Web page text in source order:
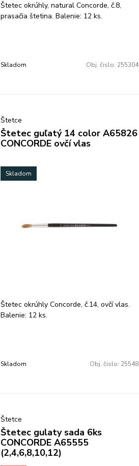
Štetec okrúhly, natural Concorde, č.8,
prasačia štetina. Balenie: 12 ks.
Skladom Obj. čislo: 255304
Štetce
Štetec guľatý 14 color A65826
CONCORDE ovčí vlas
Skladom
Štetec okrúhly Concorde, č.14, ovčí vlas.
Balenie: 12 ks.
Skladom Obj. čislo: 25548
Štetce
Štetec gulaty sada 6ks
CONCORDE A65555
(2,4,6,8,10,12)